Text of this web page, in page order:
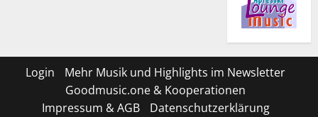
Login
Mehr Musik und Highlights im Newsletter
Goodmusic.one & Kooperationen
Impressum & AGB
Datenschutzerklärung